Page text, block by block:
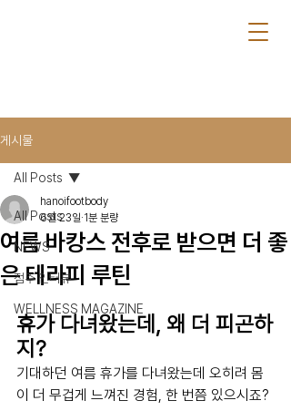
게시물
All Posts
NEWS
점주 인터뷰
WELLNESS MAGAZINE
All Posts
여름 바캉스 전후로 받으면 더 좋
은 테라피 루틴
hanoifootbody
6월 23일 1분 분량
휴가 다녀왔는데, 왜 더 피곤하
지?
기대하던 여름 휴가를 다녀왔는데 오히려 몸
이 더 무겁게 느껴진 경험, 한 번쯤 있으시죠?